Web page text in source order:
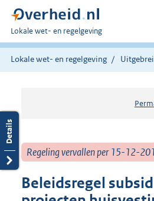
U
bent
hier:
Lokale wet- en regelgeving
Lokale wet- en regelgeving
Regeling vervallen per 15-12-
Beleidsregel